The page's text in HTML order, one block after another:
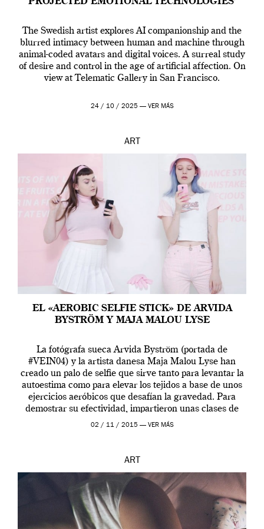
PROJECTED EMOTIONAL TECHNOLOGIES’
The Swedish artist explores AI companionship and the
blurred intimacy between human and machine through
animal-coded avatars and digital voices. A surreal study
of desire and control in the age of artificial affection. On
view at Telematic Gallery in San Francisco.
24 / 10 / 2025 — VER MÁS
ART
EL «AEROBIC SELFIE STICK» DE ARVIDA
BYSTRÖM Y MAJA MALOU LYSE
La fotógrafa sueca Arvida Byström (portada de
#VEIN04) y la artista danesa Maja Malou Lyse han
creado un palo de selfie que sirve tanto para levantar la
autoestima como para elevar los tejidos a base de unos
ejercicios aeróbicos que desafían la gravedad. Para
demostrar su efectividad, impartieron unas clases de
prueba en el Tate […]
02 / 11 / 2015 — VER MÁS
ART